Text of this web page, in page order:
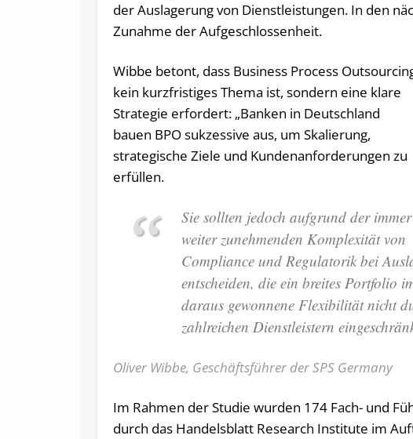
der Auslagerung von Dienstleistungen. In den
Zunahme der Aufgeschlossenheit.
Wibbe betont, dass Business Process
kein kurzfristiges Thema ist, sondern eine klare
Strategie erfordert: „Banken in Deutschland
bauen BPO sukzessive aus, um Skalierung,
strategische Ziele und Kundenanforderungen zu
erfüllen.
Sie sollten jedoch aufgrund der immer
weiter zunehmenden Komplexität von
Compliance und Regulatorik bei
entscheiden, die ein breites Portfolio
daraus gewonnene Flexibilität nicht
zahlreichen Dienstleistern
Oliver Wibbe, Geschäftsführer der SPS Germany
Im Rahmen der Studie wurden 174 Fach- und
durch das Handelsblatt Research Institute im